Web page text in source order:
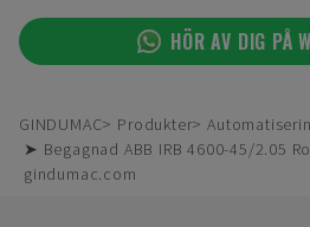
HÖR AV DIG PÅ
GINDUMAC Produkter
➤ Begagnad ABB IRB 4600-45/2.05
gindumac.com